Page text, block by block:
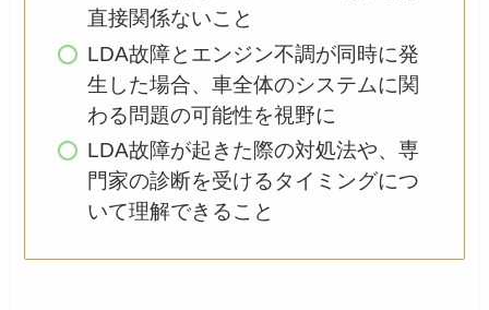
直接関係ないこと
LDA故障とエンジン不調が同時に発
生した場合、車全体のシステムに関
わる問題の可能性を視野に
LDA故障が起きた際の対処法や、専
門家の診断を受けるタイミングにつ
いて理解できること